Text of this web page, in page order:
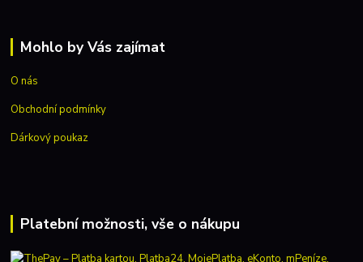
Mohlo by Vás zajímat
O nás
Obchodní podmínky
Dárkový poukaz
Platební možnosti, vše o nákupu